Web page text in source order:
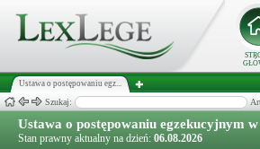
Ustawa o postępowaniu egz...
Szukaj:
Ustawa o postępowaniu egzekucyjnym
Stan prawny aktualny na dzień: 06.08.2026